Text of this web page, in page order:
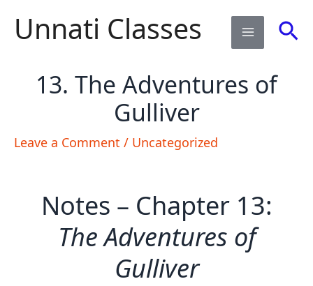
Unnati Classes
13. The Adventures of
Gulliver​
Leave a Comment / Uncategorized
Notes – Chapter 13:
The Adventures of
Gulliver